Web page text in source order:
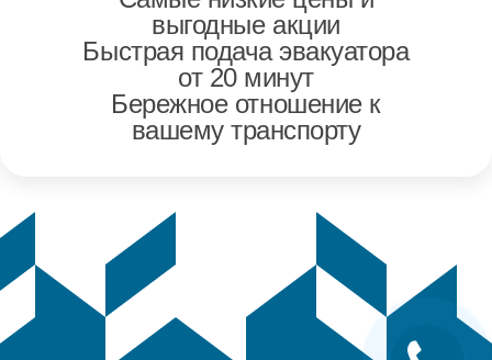
выгодные акции
Быстрая подача эвакуатора
от 20 минут
Бережное отношение к
вашему транспорту